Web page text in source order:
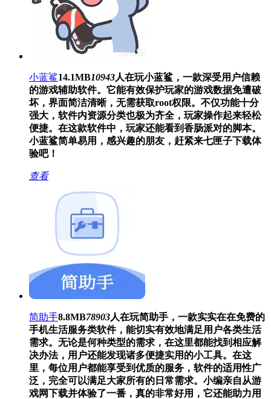
小蓝鲨14.1MB10943人在玩小蓝鲨，一款深受用户信赖
的游戏辅助软件。它能有效保护玩家的游戏数据免遭破
坏，界面简洁清晰，无需获取root权限。不仅功能十分
强大，软件内资源分类也极为齐全，玩家操作起来轻松
便捷。在这款软件中，玩家还能看到香肠派对的脚本。
小蓝鲨简单易用，感兴趣的朋友，赶紧来七匣子下载体
验吧！
查看
简助手8.8MB78903人在玩简助手，一款实实在在免费的
手机生活服务类软件，能切实有效地满足用户各类生活
需求。无论是何种类型的需求，在这里都能找到相应解
决办法，用户还能发现诸多便捷实用的小工具。在这
里，每位用户都能享受到优质的服务，软件的适用性广
泛，完全可以满足大家所有的日常需求。小编亲自从游
戏网下载并体验了一番，真的非常好用，它还能助力用